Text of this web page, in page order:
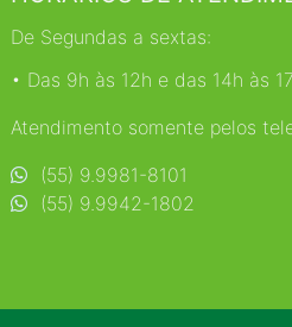
De Segundas a sextas:
• Das 9h às 12h e das 14h às
Atendimento somente pelos
(55) 9.9981-8101
(55) 9.9942-1802